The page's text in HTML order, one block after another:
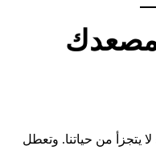
يتجزأ من حياتنا. وتعطل